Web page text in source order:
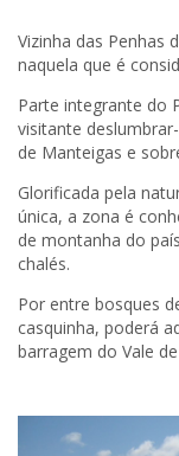
Vizinha das Penhas
naquela que é
Parte integrante do
visitante
de Manteigas e
Glorificada pela
única, a zona é
de montanha do
chalés.
Por entre bosques
casquinha, poderá
barragem do Vale